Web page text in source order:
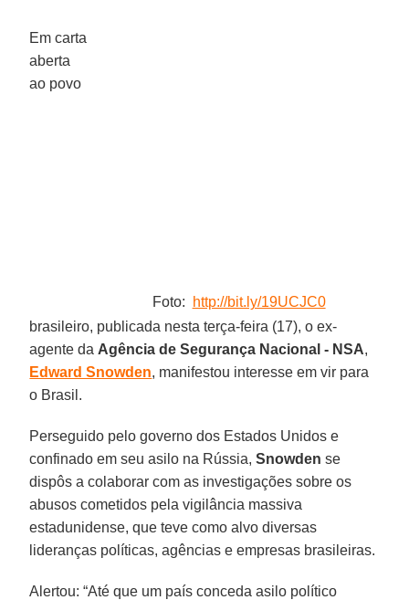
Foto: http://bit.ly/19UCJC0
Em carta
aberta
ao povo
brasileiro, publicada nesta terça-feira (17), o ex-
agente da Agência de Segurança Nacional - NSA,
Edward Snowden, manifestou interesse em vir para
o Brasil.
Perseguido pelo governo dos Estados Unidos e
confinado em seu asilo na Rússia,Snowden se
dispôs a colaborar com as investigações sobre os
abusos cometidos pela vigilância massiva
estadunidense, que teve como alvo diversas
lideranças políticas, agências e empresas brasileiras.
Alertou: “Até que um país conceda asilo político